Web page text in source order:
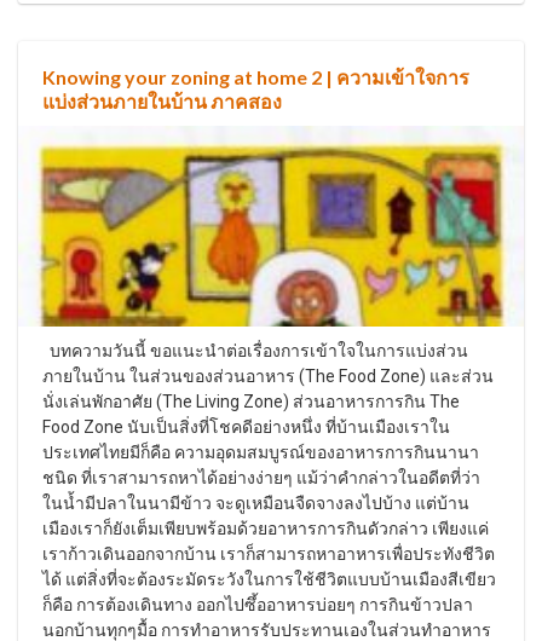
Knowing your zoning at home 2 | ความเข้าใจการ
แบ่งส่วนภายในบ้าน ภาคสอง
บทความวันนี้ ขอแนะนำต่อเรื่องการเข้าใจในการแบ่งส่วน
ภายในบ้าน ในส่วนของส่วนอาหาร (The Food Zone) และส่วน
นั่งเล่นพักอาศัย (The Living Zone) ส่วนอาหารการกิน The
Food Zone นับเป็นสิ่งที่โชคดีอย่างหนึ่ง ที่บ้านเมืองเราใน
ประเทศไทยมีก็คือ ความอุดมสมบูรณ์ของอาหารการกินนานา
ชนิด ที่เราสามารถหาได้อย่างง่ายๆ แม้ว่าคำกล่าวในอดีตที่ว่า
ในน้ำมีปลาในนามีข้าว จะดูเหมือนจืดจางลงไปบ้าง แต่บ้าน
เมืองเราก็ยังเต็มเพียบพร้อมด้วยอาหารการกินดัวกล่าว เพียงแค่
เราก้าวเดินออกจากบ้าน เราก็สามารถหาอาหารเพื่อประทังชีวิต
ได้ แต่สิ่งที่จะต้องระมัดระวังในการใช้ชีวิตแบบบ้านเมืองสีเขียว
ก็คือ การต้องเดินทาง ออกไปซึ้ออาหารบ่อยๆ การกินข้าวปลา
นอกบ้านทุกๆมื้อ การทำอาหารรับประทานเองในส่วนทำอาหาร